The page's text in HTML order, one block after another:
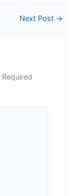
Next Post →
Required